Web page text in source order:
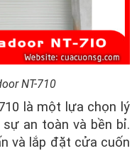
NT-710
là một lựa chọn lý
an toàn và bền bỉ.
và lắp đặt cửa cuốn